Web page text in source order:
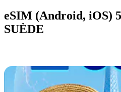
eSIM (Android, iOS)
SUÈDE